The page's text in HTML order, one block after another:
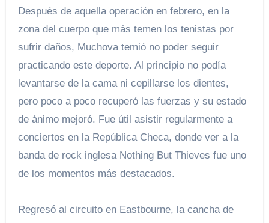
Después de aquella operación en febrero, en la
zona del cuerpo que más temen los tenistas por
sufrir daños, Muchova temió no poder seguir
practicando este deporte. Al principio no podía
levantarse de la cama ni cepillarse los dientes,
pero poco a poco recuperó las fuerzas y su estado
de ánimo mejoró. Fue útil asistir regularmente a
conciertos en la República Checa, donde ver a la
banda de rock inglesa Nothing But Thieves fue uno
de los momentos más destacados.
Regresó al circuito en Eastbourne, la cancha de